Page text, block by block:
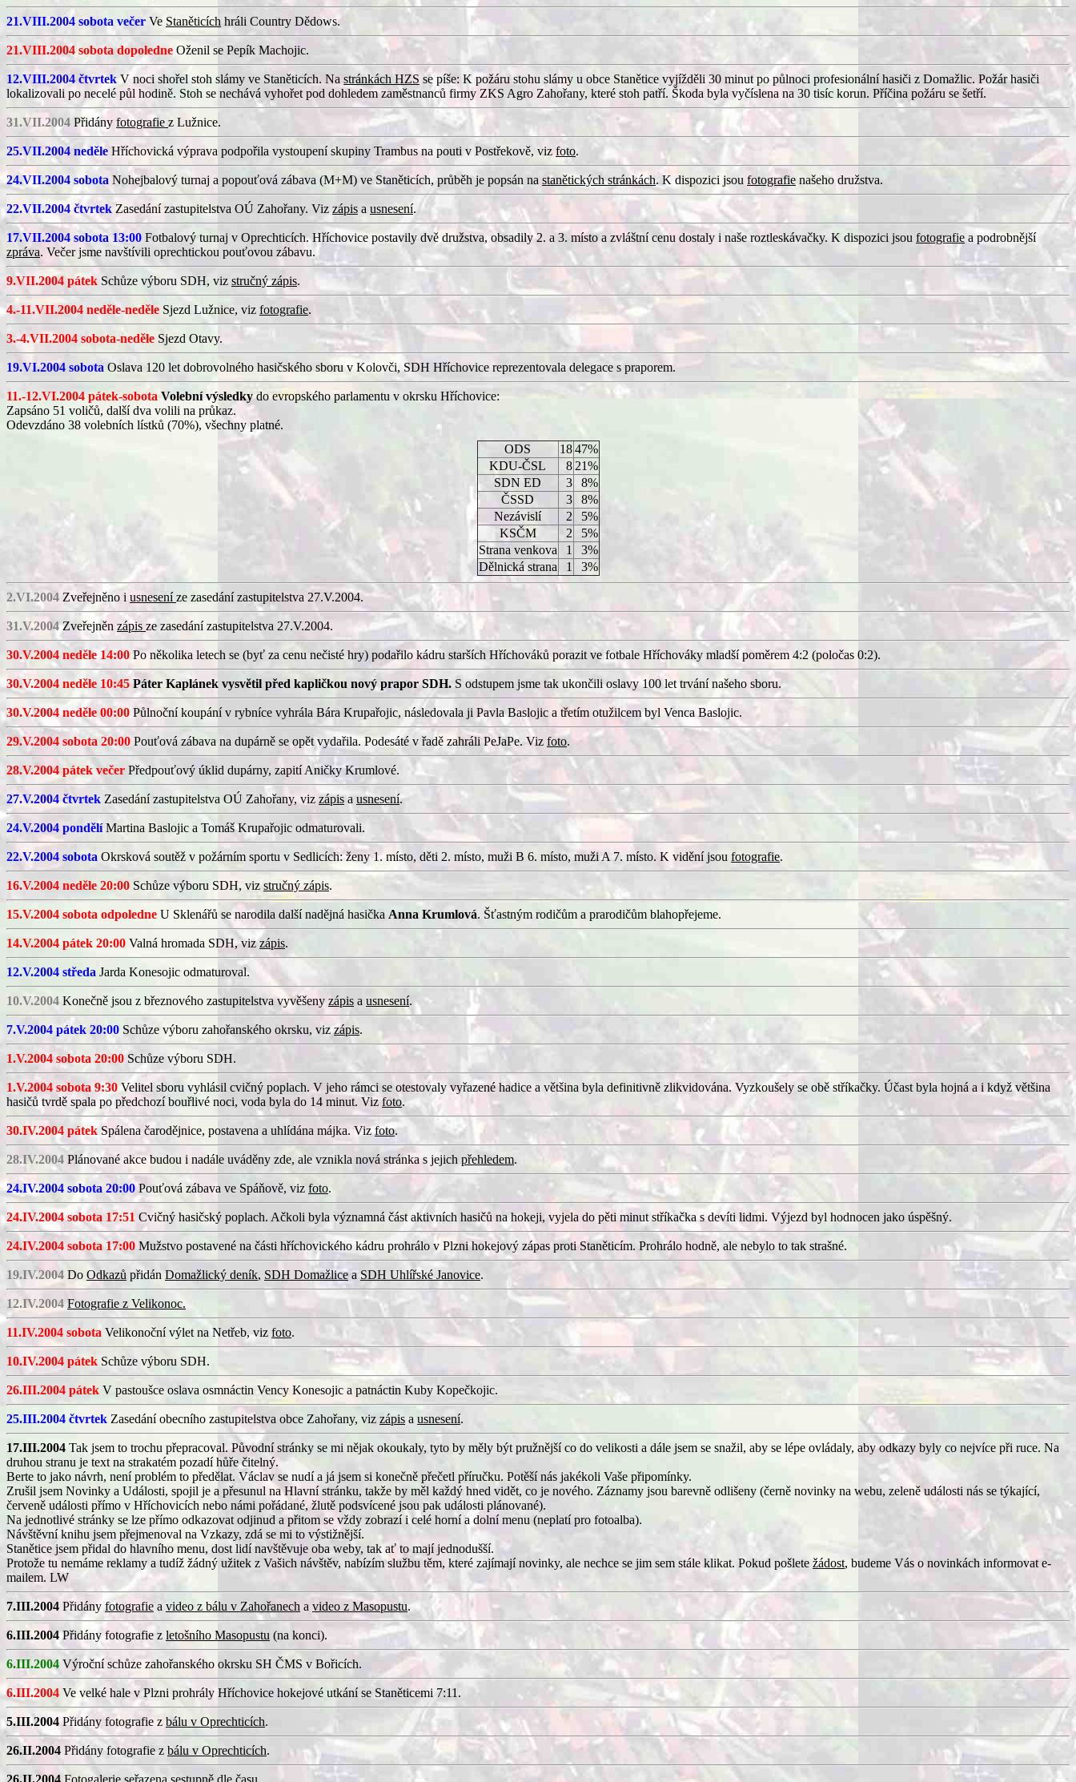
21.VIII.2004 sobota večer Ve Staněticích hráli Country Dědows.
21.VIII.2004 sobota dopoledne Oženil se Pepík Machojic.
12.VIII.2004 čtvrtekV noci shořel stoh slámy ve Staněticích. Na stránkách HZS se píše: K požáru stohu slámy u obce Stanětice vyjížděli 30 minut po půlnoci profesionální hasiči z Domažlic. Požár hasiči
lokalizovali po necelé půl hodině. Stoh se nechává vyhořet pod dohledem zaměstnanců firmy ZKS Agro Zahořany, které stoh patří. Škoda byla vyčíslena na 30 tisíc korun. Příčina požáru se šetří.
31.VII.2004 Přidány fotografie z Lužnice.
25.VII.2004 neděle Hříchovická výprava podpořila vystoupení skupiny Trambus na pouti v Postřekově, viz foto.
24.VII.2004 sobota Nohejbalový turnaj a popouťová zábava (M+M) ve Staněticích, průběh je popsán na stanětických stránkách. K dispozici jsou fotografie našeho družstva.
22.VII.2004 čtvrtek Zasedání zastupitelstva OÚ Zahořany. Viz zápis a usnesení.
17.VII.2004 sobota 13:00 Fotbalový turnaj v Oprechticích. Hříchovice postavily dvě družstva, obsadily 2. a 3. místo a zvláštní cenu dostaly i naše roztleskávačky. K dispozici jsou fotografie a podrobnější
zpráva. Večer jsme navštívili oprechtickou pouťovou zábavu.
9.VII.2004 pátek Schůze výboru SDH, viz stručný zápis.
4.-11.VII.2004 neděle-neděle Sjezd Lužnice, viz fotografie.
3.-4.VII.2004 sobota-neděle Sjezd Otavy.
19.VI.2004 sobota Oslava 120 let dobrovolného hasičského sboru v Kolovči, SDH Hříchovice reprezentovala delegace s praporem.
11.-12.VI.2004 pátek-sobota Volební výsledkydo evropského parlamentu v okrsku Hříchovice:
Zapsáno 51 voličů, další dva volili na průkaz.
Odevzdáno 38 volebních lístků (70%), všechny platné.
ODS
18 47%
KDU-ČSL
8 21%
SDN ED
3
8%
ČSSD
3
8%
Nezávislí
2
5%
KSČM
2
5%
Strana venkova
1
3%
Dělnická strana
1 3%
2.VI.2004 Zveřejněno i usneseníze zasedání zastupitelstva 27.V.2004.
31.V.2004Zveřejněn zápis ze zasedání zastupitelstva 27.V.2004.
30.V.2004 neděle 14:00 Po několika letech se (byť za cenu nečisté hry) podařilo kádru starších Hříchováků porazit ve fotbale Hříchováky mladší poměrem 4:2 (poločas 0:2).
30.V.2004 neděle 10:45 Páter Kaplánek vysvětil před kapličkou nový prapor SDH. S odstupem jsme tak ukončili oslavy 100 let trvání našeho sboru.
30.V.2004 neděle 00:00 Půlnoční koupání v rybníce vyhrála Bára Krupařojic, následovala ji Pavla Baslojic a třetím otužilcem byl Venca Baslojic.
29.V.2004 sobota 20:00 Pouťová zábava na dupárně se opět vydařila. Podesáté v řadě zahráli PeJaPe. Viz foto.
28.V.2004 pátek večer Předpouťový úklid dupárny, zapití Aničky Krumlové.
27.V.2004 čtvrtek Zasedání zastupitelstva OÚ Zahořany, viz zápisa usnesení.
24.V.2004 pondělíMartina Baslojic a Tomáš Krupařojic odmaturovali.
22.V.2004 sobota Okrsková soutěž v požárním sportu v Sedlicích: ženy 1. místo, děti 2. místo, muži B 6. místo, muži A 7. místo. K vidění jsou fotografie.
16.V.2004 neděle 20:00 Schůze výboru SDH, viz stručný zápis.
15.V.2004 sobota odpoledne U Sklenářů se narodila další nadějná hasička Anna Krumlová. Šťastným rodičům a prarodičům blahopřejeme.
14.V.2004 pátek 20:00 Valná hromada SDH, vizzápis.
12.V.2004 středa Jarda Konesojic odmaturoval.
10.V.2004 Konečně jsou z březnového zastupitelstva vyvěšeny zápis a usnesení.
7.V.2004 pátek 20:00 Schůze výboru zahořanského okrsku, vizzápis.
1.V.2004 sobota 20:00 Schůze výboru SDH.
1.V.2004 sobota 9:30Velitel sboru vyhlásil cvičný poplach. V jeho rámci se otestovaly vyřazené hadice a většina byla definitivně zlikvidována. Vyzkoušely se obě stříkačky. Účast byla hojná a i když většina
hasičů tvrdě spala po předchozí bouřlivé noci, voda byla do 14 minut. Viz foto.
30.IV.2004 pátek Spálena čarodějnice, postavena a uhlídána májka. Viz foto.
28.IV.2004 Plánované akce budou i nadále uváděny zde, ale vznikla nová stránka s jejich přehledem.
24.IV.2004 sobota 20:00Pouťová zábava ve Spáňově, viz foto.
24.IV.2004 sobota 17:51 Cvičný hasičský poplach. Ačkoli byla významná část aktivních hasičů na hokeji, vyjela do pěti minut stříkačka s devíti lidmi. Výjezd byl hodnocen jako úspěšný.
24.IV.2004 sobota 17:00 Mužstvo postavené na části hříchovického kádru prohrálo v Plzni hokejový zápas proti Staněticím. Prohrálo hodně, ale nebylo to tak strašné.
19.IV.2004 Do Odkazů přidán Domažlický deník, SDH Domažlice a SDH Uhlířské Janovice.
12.IV.2004 Fotografie z Velikonoc.
11.IV.2004 sobota Velikonoční výlet na Netřeb, viz foto.
10.IV.2004 pátek Schůze výboru SDH.
26.III.2004 pátek V pastoušce oslava osmnáctin Vency Konesojic a patnáctin Kuby Kopečkojic.
25.III.2004 čtvrtek Zasedání obecního zastupitelstva obce Zahořany, viz zápis a usnesení.
17.III.2004 Tak jsem to trochu přepracoval. Původní stránky se mi nějak okoukaly, tyto by měly být pružnější co do velikosti a dále jsem se snažil, aby se lépe ovládaly, aby odkazy byly co nejvíce při ruce. Na
druhou stranu je text na strakatém pozadí hůře čitelný.
Berte to jako návrh, není problém to předělat. Václav se nudí a já jsem si konečně přečetl příručku. Potěší nás jakékoli Vaše připomínky.
Zrušil jsem Novinky a Události, spojil je a přesunul na Hlavní stránku, takže by měl každý hned vidět, co je nového. Záznamy jsou barevně odlišeny (černě novinky na webu, zeleně události nás se týkající,
červeně události přímo v Hříchovicích nebo námi pořádané, žlutě podsvícené jsou pak události plánované).
Na jednotlivé stránky se lze přímo odkazovat odjinud a přitom se vždy zobrazí i celé horní a dolní menu (neplatí pro fotoalba).
Návštěvní knihu jsem přejmenoval na Vzkazy, zdá se mi to výstižnější.
Stanětice jsem přidal do hlavního menu, dost lidí navštěvuje oba weby, tak ať to mají jednodušší.
Protože tu nemáme reklamy a tudíž žádný užitek z Vašich návštěv, nabízím službu těm, které zajímají novinky, ale nechce se jim sem stále klikat. Pokud pošlete žádost, budeme Vás o novinkách informovat e-
mailem. LW
7.III.2004 Přidány fotografie a video z bálu v Zahořanech a video z Masopustu.
6.III.2004Přidány fotografie z letošního Masopustu (na konci).
6.III.2004 Výroční schůze zahořanského okrsku SH ČMS v Bořicích.
6.III.2004 Ve velké hale v Plzni prohrály Hříchovice hokejové utkání se Staněticemi 7:11.
5.III.2004 Přidány fotografie z bálu v Oprechticích.
26.II.2004 Přidány fotografie z bálu v Oprechticích.
26.II.2004 Fotogalerie seřazena sestupně dle času.